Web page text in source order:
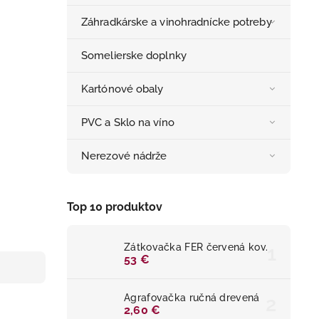
Záhradkárske a vinohradnícke potreby
Somelierske doplnky
Kartónové obaly
PVC a Sklo na víno
Nerezové nádrže
Top 10 produktov
Zátkovačka FER červená kov.
53 €
Agrafovačka ručná drevená
2,60 €